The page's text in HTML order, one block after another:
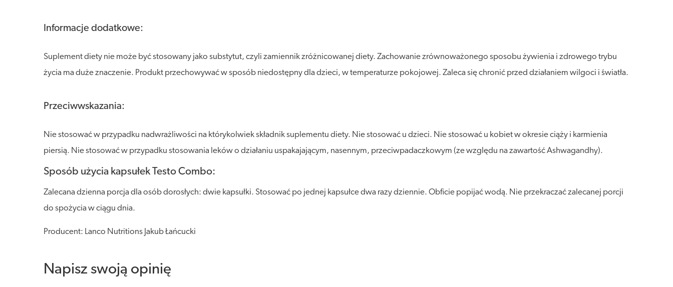
Informacje dodatkowe:
Suplement diety nie może być stosowany jako substytut, czyli zamiennik zróżnicowanej diety. Zachowanie zrównoważonego sposobu żywienia i zdrowego trybu
życia ma duże znaczenie. Produkt przechowywać w sposób niedostępny dla dzieci, w temperaturze pokojowej. Zaleca się chronić przed działaniem wilgoci i światła.
Przeciwwskazania:
Nie stosować w przypadku nadwrażliwości na którykolwiek składnik suplementu diety. Nie stosować u dzieci. Nie stosować u kobiet w okresie ciąży i karmienia
piersią. Nie stosować w przypadku stosowania leków o działaniu uspakajającym, nasennym, przeciwpadaczkowym (ze względu na zawartość Ashwagandhy).
Sposób użycia kapsułek Testo Combo:
Zalecana dzienna porcja dla osób dorosłych: dwie kapsułki. Stosować po jednej kapsułce dwa razy dziennie. Obficie popijać wodą. Nie przekraczać zalecanej porcji
do spożycia w ciągu dnia.
Producent: Lanco Nutritions Jakub Łańcucki
Napisz swoją opinię